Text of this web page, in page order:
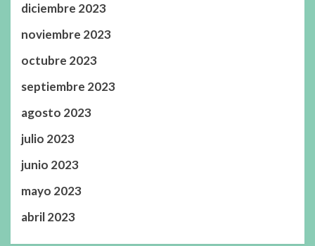
diciembre 2023
noviembre 2023
octubre 2023
septiembre 2023
agosto 2023
julio 2023
junio 2023
mayo 2023
abril 2023